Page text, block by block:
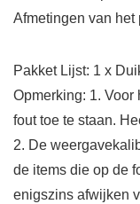
Afmetingen van het
Pakket Lijst: 1 x
Opmerking: 1. Voor
fout toe te staan.
2. De
de items die op de
enigszins afwijken